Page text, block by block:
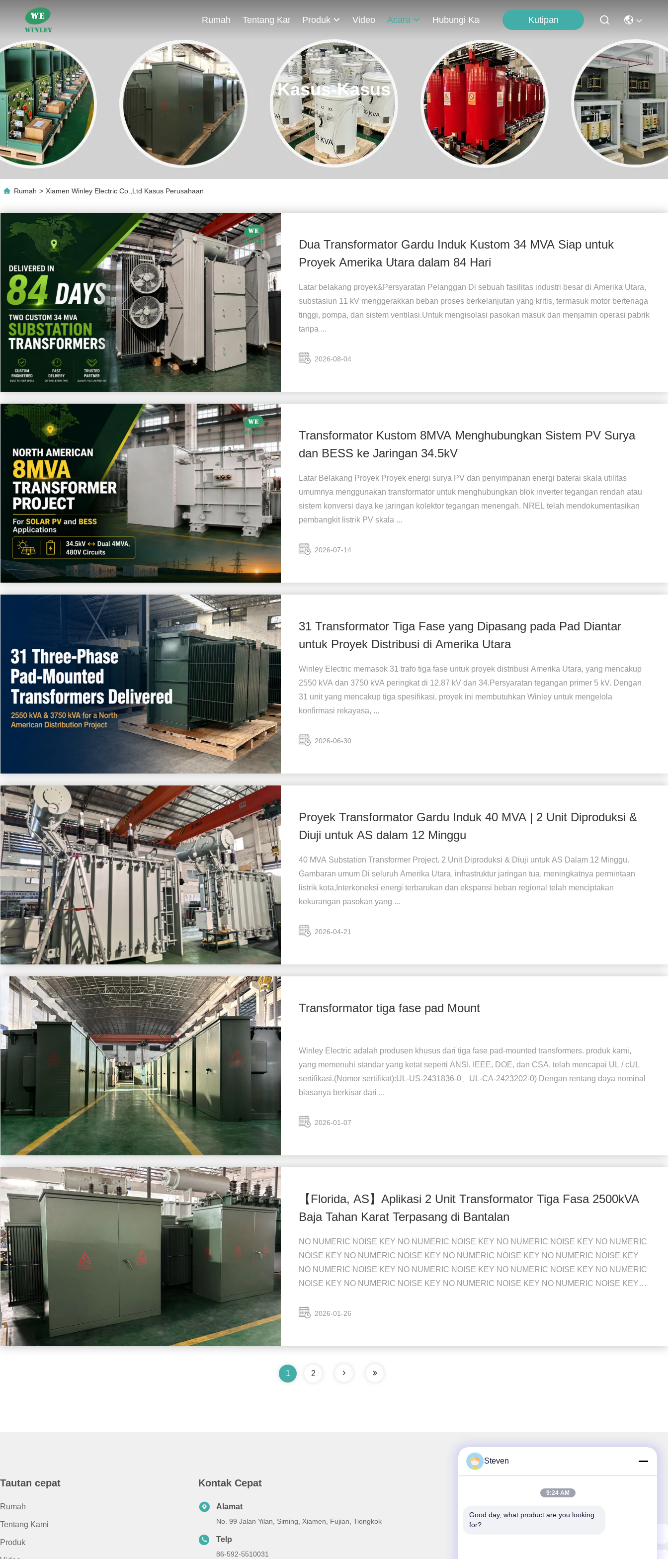
Rumah Tentang Kami Produk Video Acara Hubungi Kami Kutipan
Kasus-Kasus
Rumah > Xiamen Winley Electric Co.,Ltd Kasus Perusahaan
Dua Transformator Gardu Induk Kustom 34 MVA Siap untuk
Proyek Amerika Utara dalam 84 Hari
Latar belakang proyek&Persyaratan Pelanggan Di sebuah fasilitas industri besar di Amerika Utara,
substasiun 11 kV menggerakkan beban proses berkelanjutan yang kritis, termasuk motor bertenaga
tinggi, pompa, dan sistem ventilasi.Untuk mengisolasi pasokan masuk dan menjamin operasi pabrik
tanpa ...
2026-08-04
Transformator Kustom 8MVA Menghubungkan Sistem PV Surya
dan BESS ke Jaringan 34.5kV
Latar Belakang Proyek Proyek energi surya PV dan penyimpanan energi baterai skala utilitas
umumnya menggunakan transformator untuk menghubungkan blok inverter tegangan rendah atau
sistem konversi daya ke jaringan kolektor tegangan menengah. NREL telah mendokumentasikan
pembangkit listrik PV skala ...
2026-07-14
31 Transformator Tiga Fase yang Dipasang pada Pad Diantar
untuk Proyek Distribusi di Amerika Utara
Winley Electric memasok 31 trafo tiga fase untuk proyek distribusi Amerika Utara, yang mencakup
2550 kVA dan 3750 kVA peringkat di 12,87 kV dan 34.Persyaratan tegangan primer 5 kV. Dengan
31 unit yang mencakup tiga spesifikasi, proyek ini membutuhkan Winley untuk mengelola
konfirmasi rekayasa, ...
2026-06-30
Proyek Transformator Gardu Induk 40 MVA | 2 Unit Diproduksi &
Diuji untuk AS dalam 12 Minggu
40 MVA Substation Transformer Project. 2 Unit Diproduksi & Diuji untuk AS Dalam 12 Minggu.
Gambaran umum Di seluruh Amerika Utara, infrastruktur jaringan tua, meningkatnya permintaan
listrik kota,Interkoneksi energi terbarukan dan ekspansi beban regional telah menciptakan
kekurangan pasokan yang ...
2026-04-21
Transformator tiga fase pad Mount
Winley Electric adalah produsen khusus dari tiga fase pad-mounted transformers. produk kami,
yang memenuhi standar yang ketat seperti ANSI, IEEE, DOE, dan CSA, telah mencapai UL / cUL
sertifikasi.(Nomor sertifikat):UL-US-2431836-0、UL-CA-2423202-0) Dengan rentang daya nominal
biasanya berkisar dari ...
2026-01-07
【Florida, AS】Aplikasi 2 Unit Transformator Tiga Fasa 2500kVA
Baja Tahan Karat Terpasang di Bantalan
NO NUMERIC NOISE KEY NO NUMERIC NOISE KEY NO NUMERIC NOISE KEY NO NUMERIC
NOISE KEY NO NUMERIC NOISE KEY NO NUMERIC NOISE KEY NO NUMERIC NOISE KEY
NO NUMERIC NOISE KEY NO NUMERIC NOISE KEY NO NUMERIC NOISE KEY NO NUMERIC
NOISE KEY NO NUMERIC NOISE KEY NO NUMERIC NOISE KEY NO NUMERIC NOISE KEY
2026-01-26
1 2
Tautan cepat
Rumah
Tentang Kami
Produk
Kontak Cepat
Alamat
No. 99 Jalan Yilan, Siming, Xiamen, Fujian, Tiongkok
Telp
86-592-5510031
Steven
9:24 AM
Good day, what product are you looking
for?